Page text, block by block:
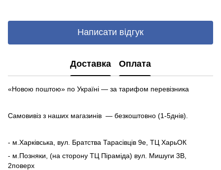
Написати відгук
Доставка Оплата
«Новою поштою» по Україні — за тарифом перевізника
Самовивіз з наших магазинів — безкоштовно (1-5днів).
- м.Харківська, вул. Братства Тарасівців 9е, ТЦ ХарьОК
- м.Позняки, (на сторону ТЦ Піраміда) вул. Мишуги 3В,
2поверх